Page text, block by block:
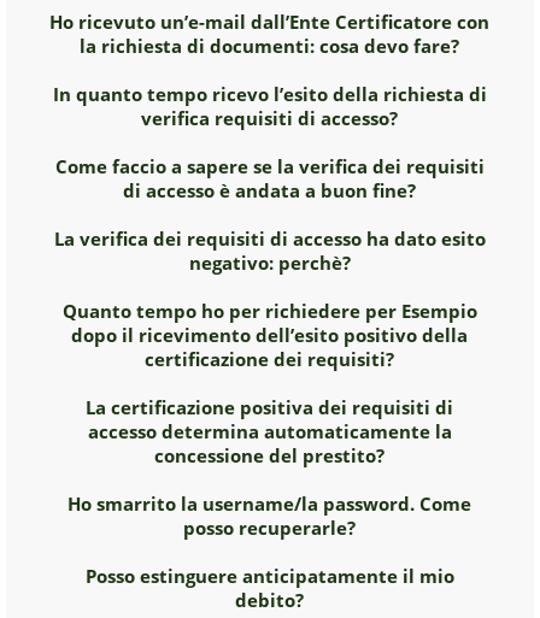
Ho ricevuto un’e-mail dall’Ente Certificatore con
la richiesta di documenti: cosa devo fare?
In quanto tempo ricevo l’esito della richiesta di
verifica requisiti di accesso?
Come faccio a sapere se la verifica dei requisiti
di accesso è andata a buon fine?
La verifica dei requisiti di accesso ha dato esito
negativo: perchè?
Quanto tempo ho per richiedere per Esempio
dopo il ricevimento dell’esito positivo della
certificazione dei requisiti?
La certificazione positiva dei requisiti di
accesso determina automaticamente la
concessione del prestito?
Ho smarrito la username/la password. Come
posso recuperarle?
Posso estinguere anticipatamente il mio
debito?